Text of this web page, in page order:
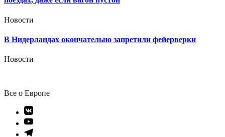
Новости
В Нидерландах окончательно запретили фейерверки
Новости
Все о Европе
Элемент
меню
Элемент
меню
Элемент